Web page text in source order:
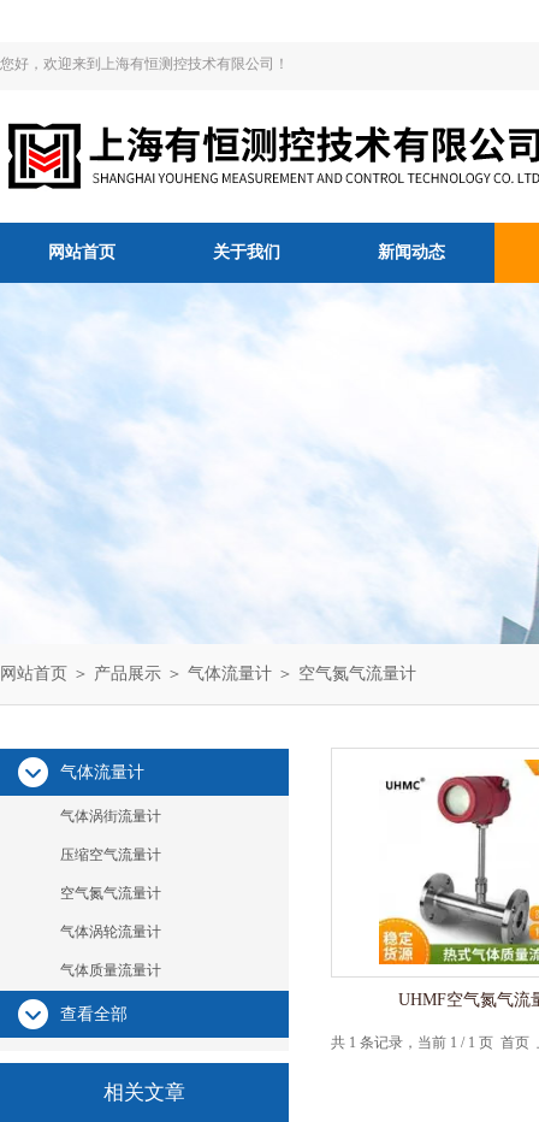
您好，欢迎来到上海有恒测控技术有限公司！
网站首页 关于我们 新闻动态
网站首页 ＞ 产品展示 ＞ 气体流量计 ＞ 空气氮气流量计
气体流量计
气体涡街流量计
压缩空气流量计
空气氮气流量计
气体涡轮流量计
气体质量流量计
查看全部
相关文章
UHMF空气氮气流
共 1 条记录，当前 1 / 1 页 首